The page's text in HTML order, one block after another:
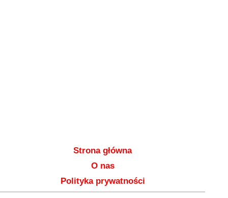
Strona główna
O nas
Polityka prywatności